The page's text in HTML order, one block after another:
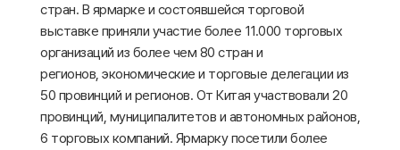
стран. В ярмарке и состоявшейся торговой
выставке приняли участие более 11.000 торговых
организаций из более чем 80 стран и
регионов, экономические и торговые делегации из
50 провинций и регионов. От Китая участвовали 20
провинций, муниципалитетов и автономных районов,
6 торговых компаний. Ярмарку посетили более